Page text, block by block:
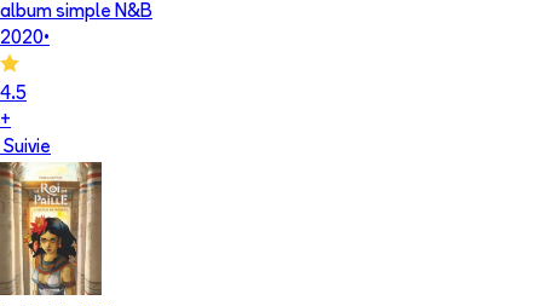
album simple N&B
2020•
4.5
+
Suivie